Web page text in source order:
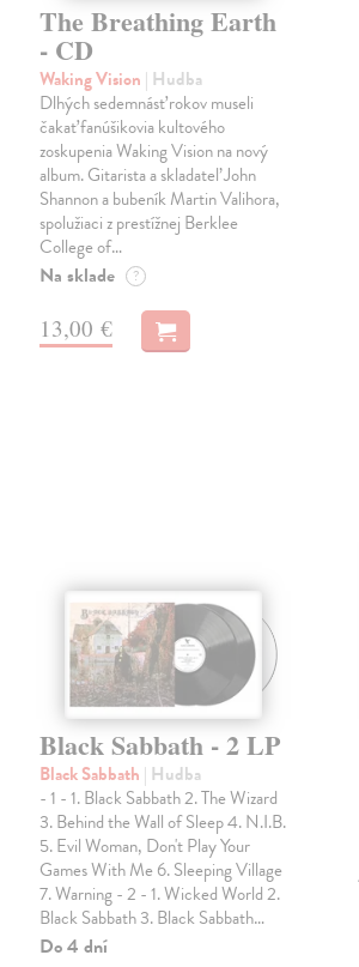
The Breathing Earth
- CD
Waking Vision | Hudba
Dlhých sedemnásť rokov museli
čakať fanúšikovia kultového
zoskupenia Waking Vision na nový
album. Gitarista a skladateľ John
Shannon a bubeník Martin Valihora,
spolužiaci z prestížnej Berklee
College of…
Na sklade ?
13,00 €
Black Sabbath - 2 LP
Black Sabbath | Hudba
- 1 - 1. Black Sabbath 2. The Wizard
3. Behind the Wall of Sleep 4. N.I.B.
5. Evil Woman, Don't Play Your
Games With Me 6. Sleeping Village
7. Warning - 2 - 1. Wicked World 2.
Black Sabbath 3. Black Sabbath…
Do 4 dní